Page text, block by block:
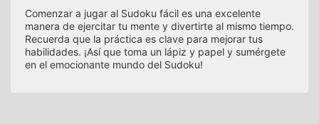
Comenzar a jugar al Sudoku fácil es una excelente
manera de ejercitar tu mente y divertirte al mismo tiempo.
Recuerda que la práctica es clave para mejorar tus
habilidades. ¡Así que toma un lápiz y papel y sumérgete
en el emocionante mundo del Sudoku!